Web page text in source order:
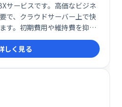
サービスです。高価なビジネ
で、クラウドサーバー上で快
す。初期費用や維持費を抑
ズに合わせた柔軟な利用が可
ュニケーションを実現し、業
します。
しく見る